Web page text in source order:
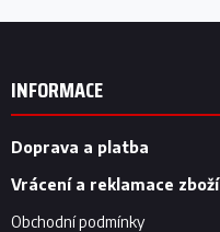
Z
INFORMACE
Doprava a platba
Vrácení a reklamace zboží
Obchodní podmínky